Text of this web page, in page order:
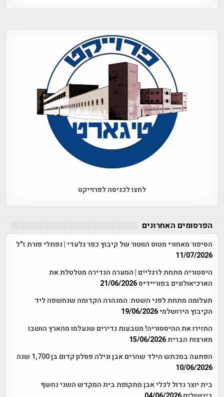
לחצו לכניסה לפרוייקט
הפרסומים האחרונים
הסיפור מאחורי מטוס הווטור של קיבוץ כפר גלעדי | נפתלי פורת ז"ל
11/07/2026
היסטוריה מתחת לרגליים | המערה הנדירה מטלטלת את
הארכיאולוגים בפוריידיס21/06/2026
תעלומה מתחת לפני השטח: המנהרה הקדומה שנחשפה ליד
הקיבוץ הירושלמי19/06/2026
החזירו את ההיסטוריה! מטבעות נדירים שנעלמו מהארץ הושבו
מארצות הברית15/06/2026
הפתעה במכתש הילד שהרים אבן וגילה פסלון קדום בן 1,700 שנה
10/06/2026
בית יוצר גדול לכלי אבן מתקופת בית המקדש השני נחשף